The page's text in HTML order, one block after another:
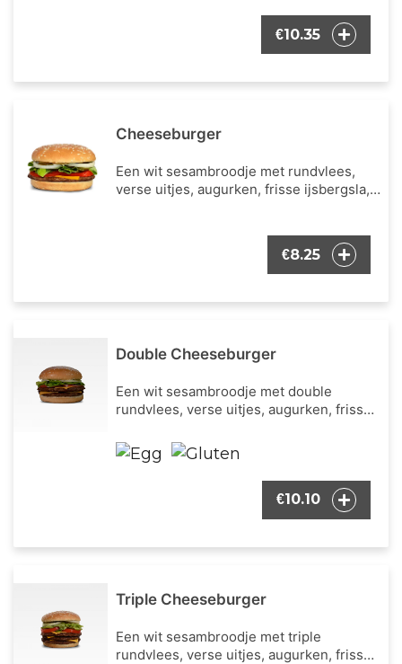
€10.35
Cheeseburger
Een wit sesambroodje met rundvlees,
verse uitjes, augurken, frisse ijsbergsla,
€8.25
Double Cheeseburger
Een wit sesambroodje met double
rundvlees, verse uitjes, augurken, frisse
onze bekende burger dressing.
€10.10
Triple Cheeseburger
Een wit sesambroodje met triple
rundvlees, verse uitjes, augurken, frisse